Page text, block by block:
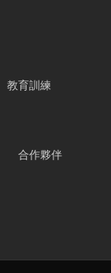
教育訓練
合作夥伴